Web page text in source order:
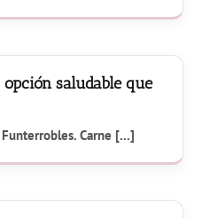
opción saludable que
Carne [...]